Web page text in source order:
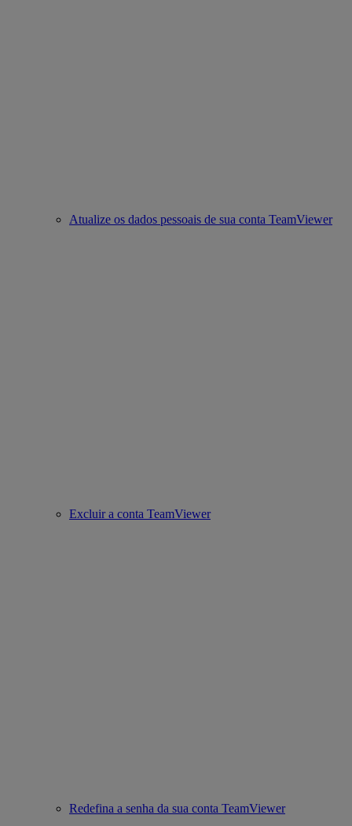
Atualize os dados pessoais de sua conta TeamViewer
Excluir a conta TeamViewer
Redefina a senha da sua conta TeamViewer